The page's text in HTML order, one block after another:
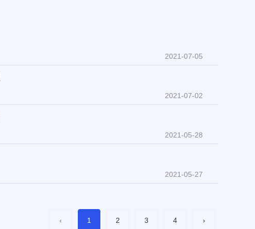
2021-07-05
2021-07-02
2021-05-28
2021-05-27
‹ 1 2 3 4 ›